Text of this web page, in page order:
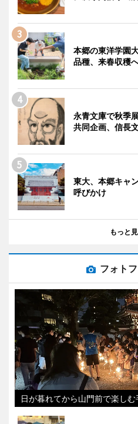
本郷の東洋学園
品種、来春収穫
永青文庫で秋季
共同企画、信長
東大、本郷キャ
呼びかけ
もっと
フォト
日が暮れてから山門前で楽しむ